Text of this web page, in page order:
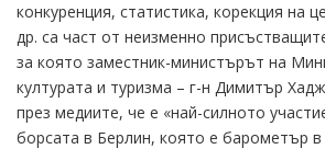
конкуренция, статистика, корекция на
др. са част от неизменно
за която заместник-министърът на
културата и туризма – г-н Димитър
през медиите, че е «най-силното
борсата в Берлин, която е барометър